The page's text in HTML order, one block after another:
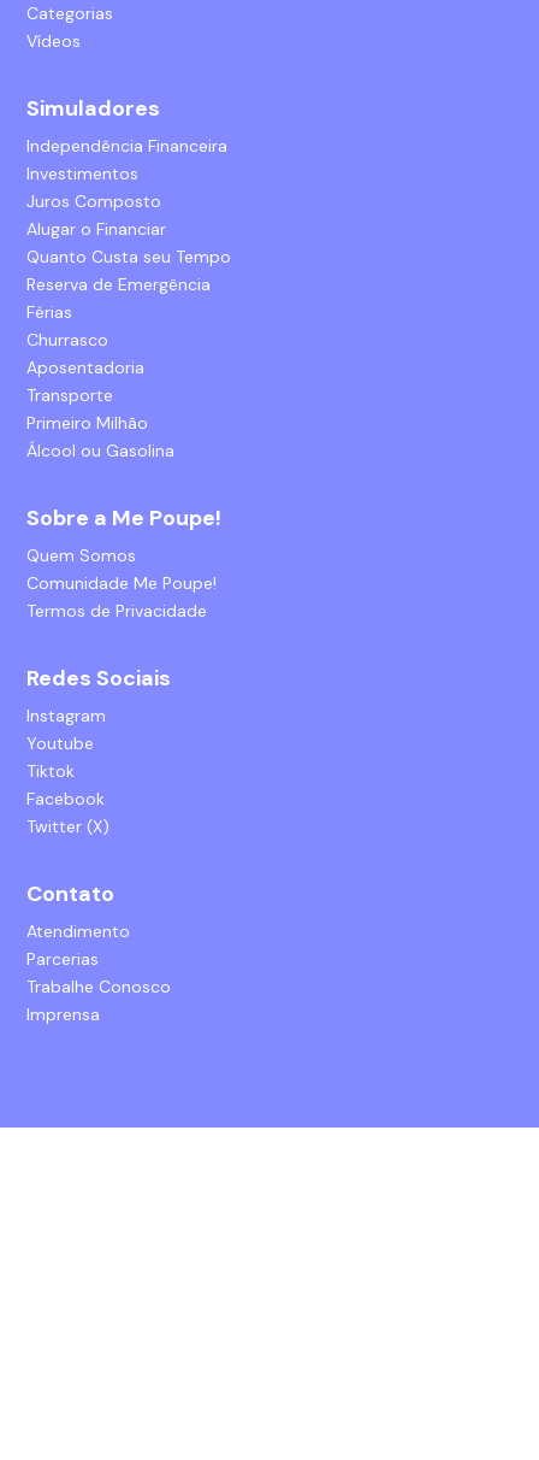
Categorias
Vídeos
Simuladores
Independência Financeira
Investimentos
Juros Composto
Alugar o Financiar
Quanto Custa seu Tempo
Reserva de Emergência
Férias
Churrasco
Aposentadoria
Transporte
Primeiro Milhão
Álcool ou Gasolina
Sobre a Me Poupe!
Quem Somos
Comunidade Me Poupe!
Termos de Privacidade
Redes Sociais
Instagram
Youtube
Tiktok
Facebook
Twitter (X)
Contato
Atendimento
Parcerias
Trabalhe Conosco
Imprensa